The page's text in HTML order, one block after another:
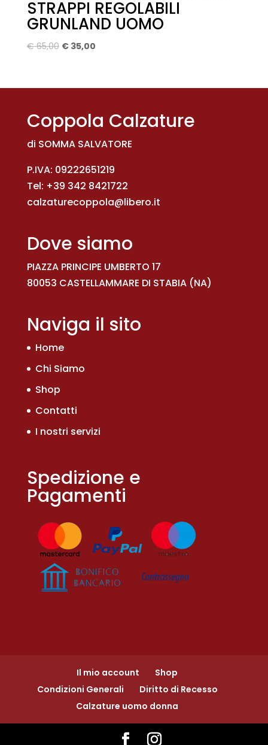
STRAPPI REGOLABILI
GRUNLAND UOMO
€65,00 Il
era:
€35,00Il
è:
Coppola Calzature
di SOMMA SALVATORE
P.IVA: 09222651219
Tel: +39 342 8421722
calzaturecoppola@libero.it
Dove siamo
PIAZZA PRINCIPE UMBERTO 17
80053 CASTELLAMMARE DI STABIA (NA)
Naviga il sito
Home
Chi Siamo
Shop
Contatti
I nostri servizi
Spedizione e
Pagamenti
Il mio account
Shop
Condizioni Generali
Diritto di Recesso
Calzature uomo donna